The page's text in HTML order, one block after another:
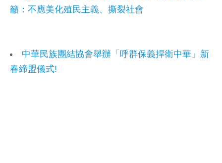
籲：不應美化殖民主義、撕裂社會
中華民族團結協會舉辦「呼群保義捍衛中華」新
春締盟儀式!